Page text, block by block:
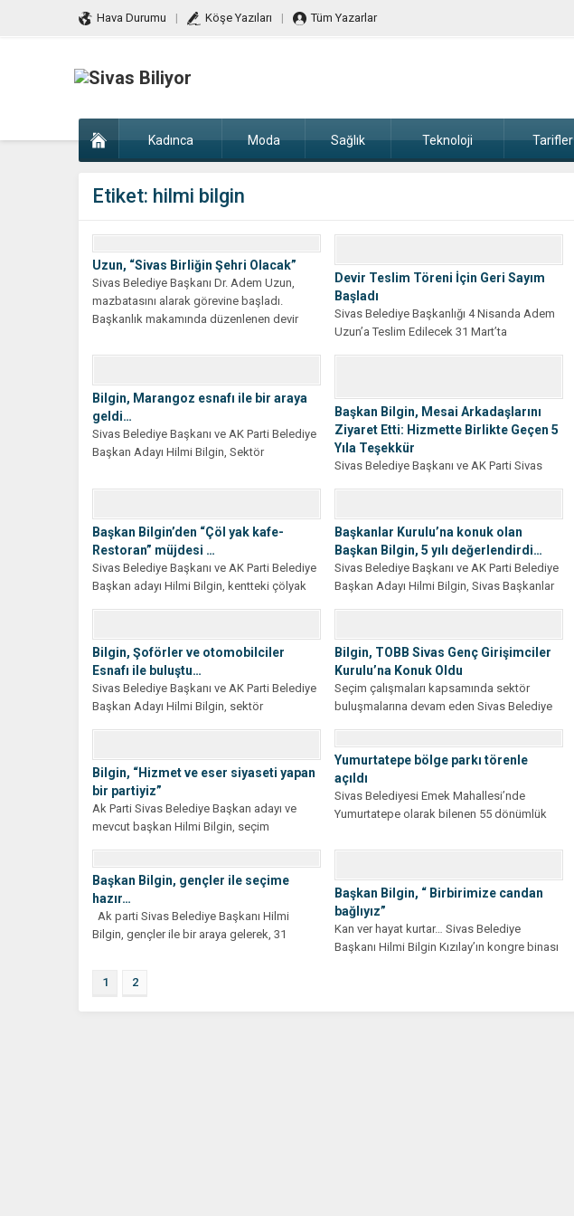
Hava Durumu Köşe Yazıları Tüm Yazarlar
Kadınca Moda Sağlık Teknoloji Tarifler
Etiket: hilmi bilgin
Uzun, “Sivas Birliğin Şehri Olacak”
Sivas Belediye Başkanı Dr. Adem Uzun,
mazbatasını alarak görevine başladı.
Başkanlık makamında düzenlenen devir
Devir Teslim Töreni İçin Geri Sayım
Başladı
Sivas Belediye Başkanlığı 4 Nisanda Adem
Uzun’a Teslim Edilecek 31 Mart’ta
Bilgin, Marangoz esnafı ile bir araya
geldi…
Sivas Belediye Başkanı ve AK Parti Belediye
Başkan Adayı Hilmi Bilgin, Sektör
Başkan Bilgin, Mesai Arkadaşlarını
Ziyaret Etti: Hizmette Birlikte Geçen 5
Yıla Teşekkür
Sivas Belediye Başkanı ve AK Parti Sivas
Başkan Bilgin’den “Çöl yak kafe-
Restoran” müjdesi …
Sivas Belediye Başkanı ve AK Parti Belediye
Başkan adayı Hilmi Bilgin, kentteki çölyak
Başkanlar Kurulu’na konuk olan
Başkan Bilgin, 5 yılı değerlendirdi…
Sivas Belediye Başkanı ve AK Parti Belediye
Başkan Adayı Hilmi Bilgin, Sivas Başkanlar
Bilgin, Şoförler ve otomobilciler
Esnafı ile buluştu…
Sivas Belediye Başkanı ve AK Parti Belediye
Başkan Adayı Hilmi Bilgin, sektör
Bilgin, TOBB Sivas Genç Girişimciler
Kurulu’na Konuk Oldu
Seçim çalışmaları kapsamında sektör
buluşmalarına devam eden Sivas Belediye
Bilgin, “Hizmet ve eser siyaseti yapan
bir partiyiz”
Ak Parti Sivas Belediye Başkan adayı ve
mevcut başkan Hilmi Bilgin, seçim
Yumurtatepe bölge parkı törenle
açıldı
Sivas Belediyesi Emek Mahallesi’nde
Yumurtatepe olarak bilenen 55 dönümlük
Başkan Bilgin, gençler ile seçime
hazır…
Ak parti Sivas Belediye Başkanı Hilmi
Bilgin, gençler ile bir araya gelerek, 31
Başkan Bilgin, “ Birbirimize candan
bağlıyız”
Kan ver hayat kurtar… Sivas Belediye
Başkanı Hilmi Bilgin Kızılay’ın kongre binası
1
2